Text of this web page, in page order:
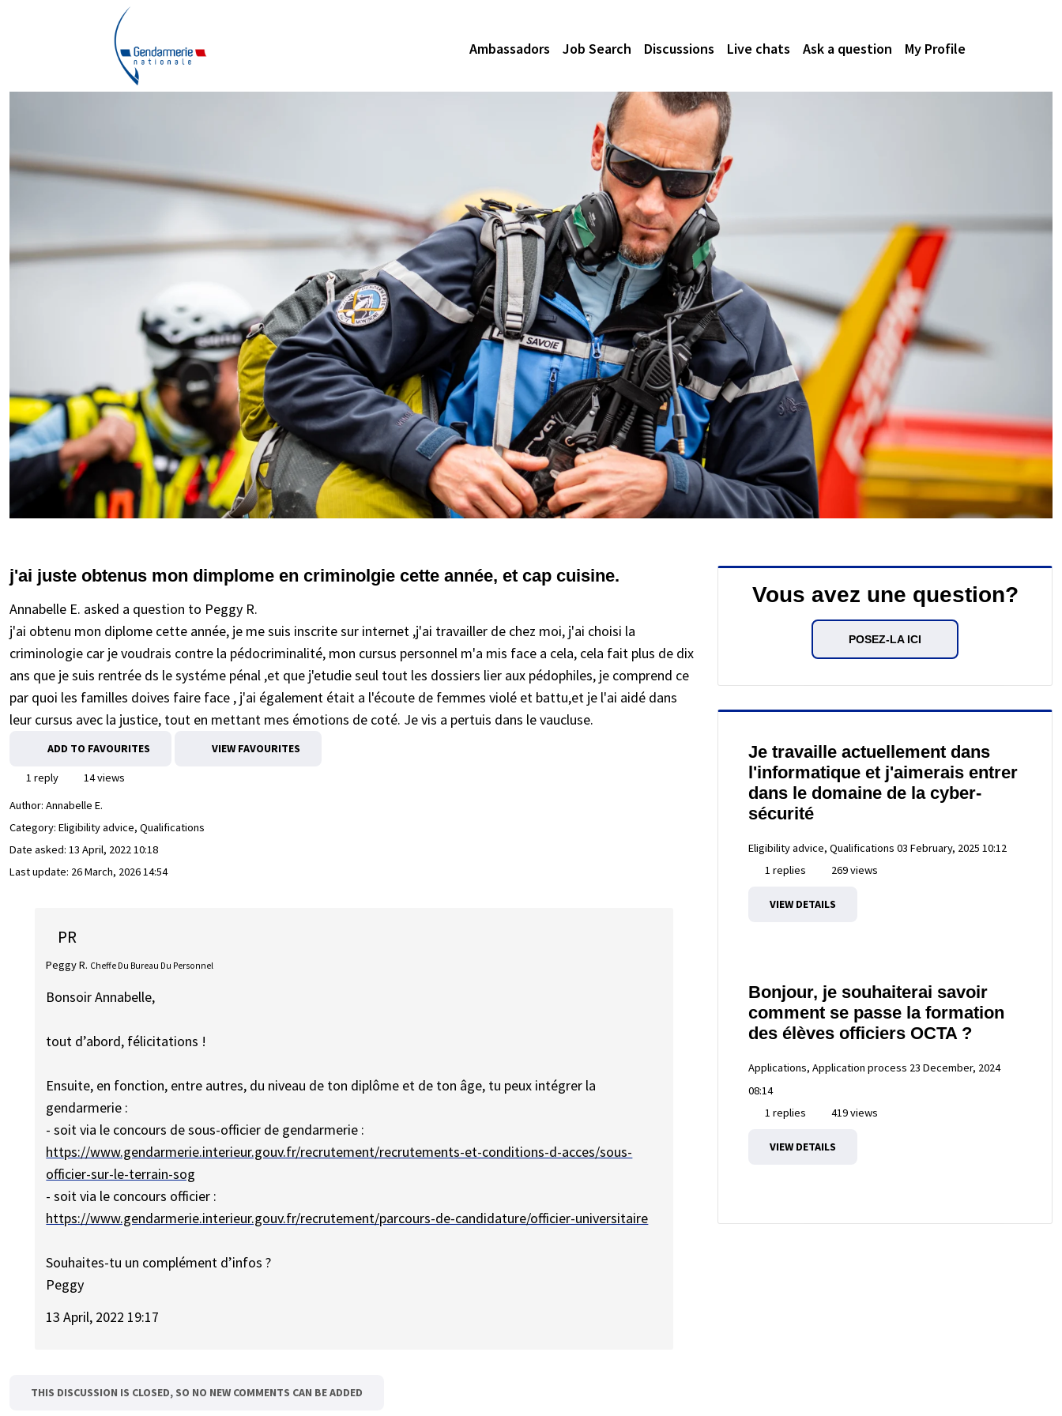
Ambassadors Job Search Discussions Live chats Ask a question My Profile
j'ai juste obtenus mon dimplome en criminolgie cette année, et cap cuisine.
Annabelle E. asked a question to Peggy R.
j'ai obtenu mon diplome cette année, je me suis inscrite sur internet ,j'ai travailler de chez moi, j'ai choisi la
criminologie car je voudrais contre la pédocriminalité, mon cursus personnel m'a mis face a cela, cela fait plus de dix
ans que je suis rentrée ds le systéme pénal ,et que j'etudie seul tout les dossiers lier aux pédophiles, je comprend ce
par quoi les familles doives faire face , j'ai également était a l'écoute de femmes violé et battu,et je l'ai aidé dans
leur cursus avec la justice, tout en mettant mes émotions de coté. Je vis a pertuis dans le vaucluse.
ADD TO FAVOURITES VIEW FAVOURITES
1 reply
14 views
Author: Annabelle E.
Category: Eligibility advice, Qualifications
Date asked: 13 April, 2022 10:18
Last update: 26 March, 2026 14:54
PR
Peggy R. Cheffe Du Bureau Du Personnel
Bonsoir Annabelle,
tout d’abord, félicitations !
Ensuite, en fonction, entre autres, du niveau de ton diplôme et de ton âge, tu peux intégrer la
gendarmerie :
- soit via le concours de sous-officier de gendarmerie :
https://www.gendarmerie.interieur.gouv.fr/recrutement/recrutements-et-conditions-d-acces/sous-
officier-sur-le-terrain-sog
- soit via le concours officier :
https://www.gendarmerie.interieur.gouv.fr/recrutement/parcours-de-candidature/officier-universitaire
Souhaites-tu un complément d’infos ?
Peggy
13 April, 2022 19:17
THIS DISCUSSION IS CLOSED, SO NO NEW COMMENTS CAN BE ADDED
Vous avez une question?
POSEZ-LA ICI
Je travaille actuellement dans
l'informatique et j'aimerais entrer
dans le domaine de la cyber-
sécurité
Eligibility advice, Qualifications 03 February, 2025 10:12
1 replies
269 views
VIEW DETAILS
Bonjour, je souhaiterai savoir
comment se passe la formation
des élèves officiers OCTA ?
Applications, Application process 23 December, 2024
08:14
1 replies
419 views
VIEW DETAILS